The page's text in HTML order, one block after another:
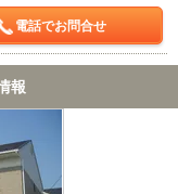
電話でお問合せ
報